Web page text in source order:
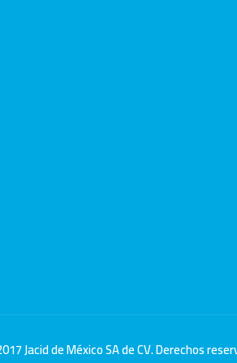
Jacid de México SA de CV. Derechos